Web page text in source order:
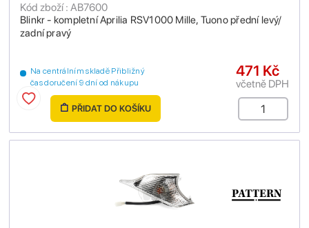
Blinkr - kompletní Aprilia RSV1000 Mille, Tuono přední levý/
zadní pravý
Kód zboží : AB7600
Na centrálním skladě Přibližný
čas doručení 9 dní od nákupu
471 Kč
včetně DPH
PŘIDAT DO KOŠÍKU